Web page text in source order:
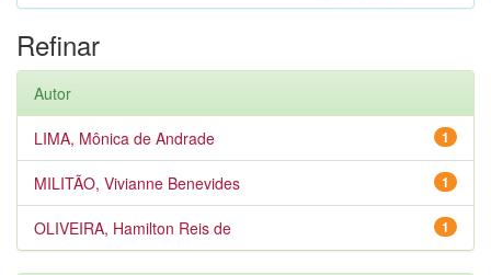
Refinar
Autor
1
LIMA, Mônica de Andrade
1
MILITÃO, Vivianne Benevides
1
OLIVEIRA, Hamilton Reis de